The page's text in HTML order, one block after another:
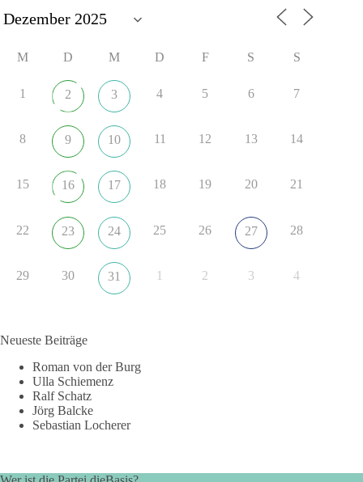
M D M D F S S
1 2 3 4 5 6 7
8 9 10 11 12 13 14
15 16 17 18 19 20 21
22 23 24 25 26 27 28
29 30 31 1 2 3 4
Neueste Beiträge
Roman von der Burg
Ulla Schiemenz
Ralf Schatz
Jörg Balcke
Sebastian Locherer